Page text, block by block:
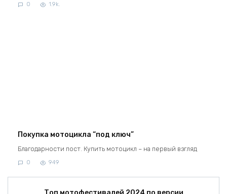
0 1.9k.
Покупка мотоцикла “под ключ”
Благодарности пост. Купить мотоцикл – на первый взгляд
0 949